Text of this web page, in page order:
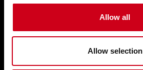
Allow all
Allow selection
门系统 WICSTYLE